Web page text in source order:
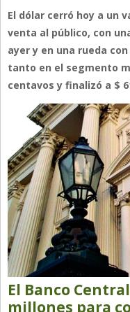
El dólar cerró hoy a un
venta al público, con
ayer y en una rueda
tanto en el segmento
centavos y finalizó a $
El Banco
millones para